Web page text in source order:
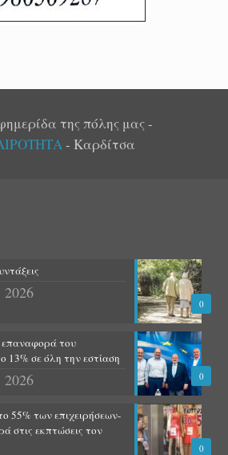
της πόλης μας -
- Καρδίτσα
0
2026
0
του
13% σε όλη την εστίαση
2026
0
55% των επιχειρήσεων-
στις εκπτώσεις τον